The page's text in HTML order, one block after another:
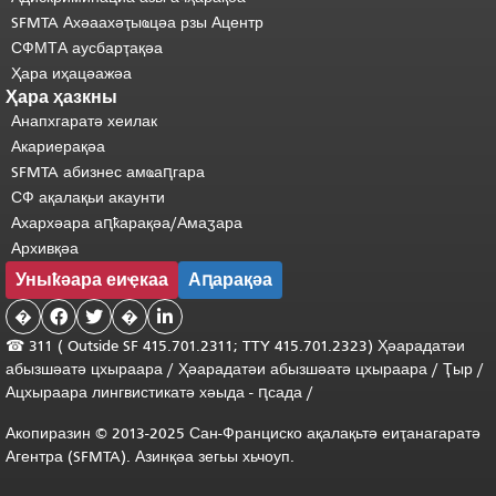
SFMTA Ахәаахәҭыҩцәа рзы Ацентр
СФМТА аусбарҭақәа
Ҳара иҳацәажәа
Ҳара ҳазкны
Анапхгаратә хеилак
Акариерақәа
SFMTA абизнес амҩаԥгара
СФ ақалақьи акаунти
Ахархәара аԥҟарақәа/Амаӡара
Архивқәа
Уныҟәара еиҿкаа Аԥарақәа
�   � 
☎ 311 ( Outside SF 415.701.2311; TTY 415.701.2323) Ҳәарадатәи
абызшәатә цхыраара / Ҳәарадатәи абызшәатә цхыраара / Ҭыр /
Ацхыраара лингвистикатә хәыда - ԥсада /
Акопиразин © 2013-2025 Сан-Франциско ақалақьтә еиҭанагаратә
Агентра (SFMTA). Азинқәа зегьы хьчоуп.